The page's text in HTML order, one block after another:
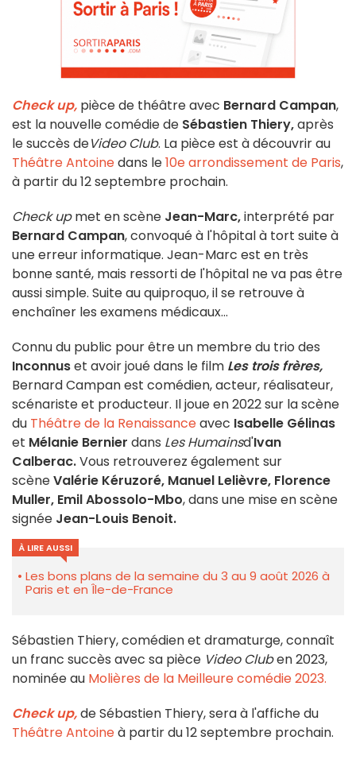
Check up, pièce de théâtre avec Bernard Campan,
est la nouvelle comédie de Sébastien Thiery,après
le succès deVideo Club. La pièce est à découvrir au
Théâtre Antoinedans le10e arrondissement de Paris,
à partir du 12 septembre prochain.
Check upmet en scène Jean-Marc,interprété par
Bernard Campan, convoqué à l'hôpital à tort suite à
une erreur informatique. Jean-Marc est en très
bonne santé, mais ressorti de l'hôpital ne va pas être
aussi simple. Suite au quiproquo, il se retrouve à
enchaîner les examens médicaux...
Connu du public pour être un membre du trio des
Inconnuset avoir joué dans le film Les trois frères,
Bernard Campan est comédien, acteur, réalisateur,
scénariste et producteur. Il joue en 2022 sur la scène
du Théâtre de la Renaissanceavec Isabelle Gélinas
et Mélanie Bernier dans Les Humainsd'Ivan
Calberac.Vous retrouverez également sur
scèneValérie Kéruzoré, Manuel Lelièvre, Florence
Muller, Emil Abossolo-Mbo, dans une mise en scène
signée Jean-Louis Benoit.
À LIRE AUSSI
Les bons plans de la semaine du 3 au 9 août 2026 à
Paris et en Île-de-France
Sébastien Thiery, comédien et dramaturge, connaît
un franc succès avec sa pièce Video Cluben 2023,
nominée au Molières de la Meilleure comédie 2023.
Check up,de Sébastien Thiery, sera à l'affiche du
Théâtre Antoineà partir du 12 septembre prochain.